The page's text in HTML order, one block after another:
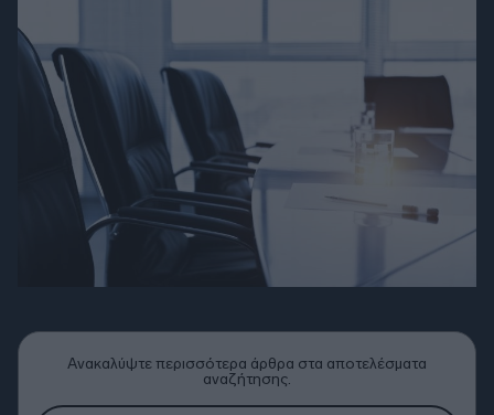
Ανακαλύψτε περισσότερα άρθρα στα αποτελέσματα
αναζήτησης.